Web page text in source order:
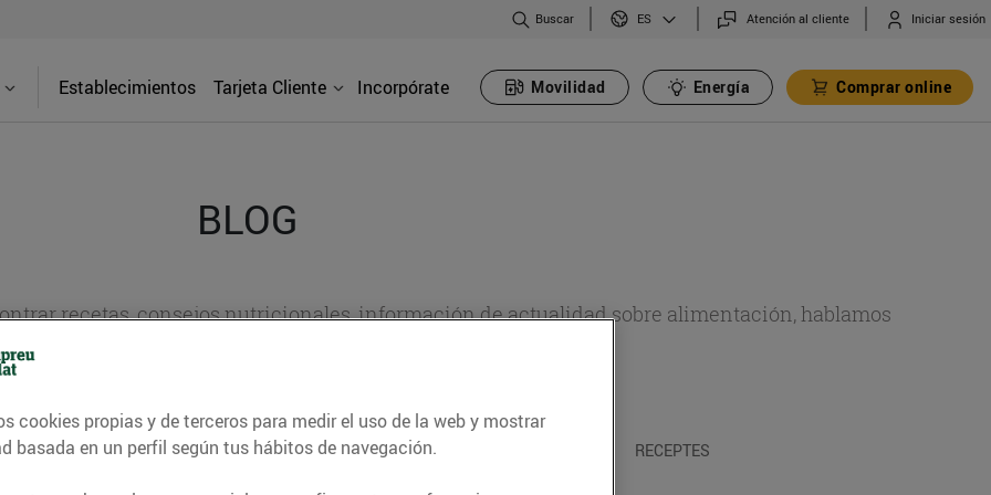
Buscar ES Atención al cliente Iniciar sesión
Establecimientos Tarjeta Cliente Incorpórate Movilidad Energía Comprar online
BLOG
recetas, consejos nutricionales, información de actualidad sobre alimentación, hablamos
gastronomía de nuestro territorio y muchos otros temas.
CONSELLS I HÀBITS SALUDABLES ENERGIA GASTRONOMIA I TRADICIONS RECEPTES
cookies propias y de terceros para medir el uso de la web y mostrar
basada en un perfil según tus hábitos de navegación.